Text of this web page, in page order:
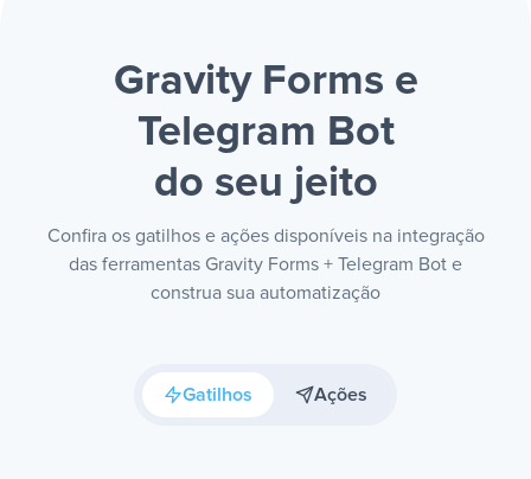
Gravity Forms e
Telegram Bot
do seu jeito
Confira os gatilhos e ações disponíveis na integração
das ferramentas Gravity Forms + Telegram Bot e
construa sua automatização
Gatilhos Ações